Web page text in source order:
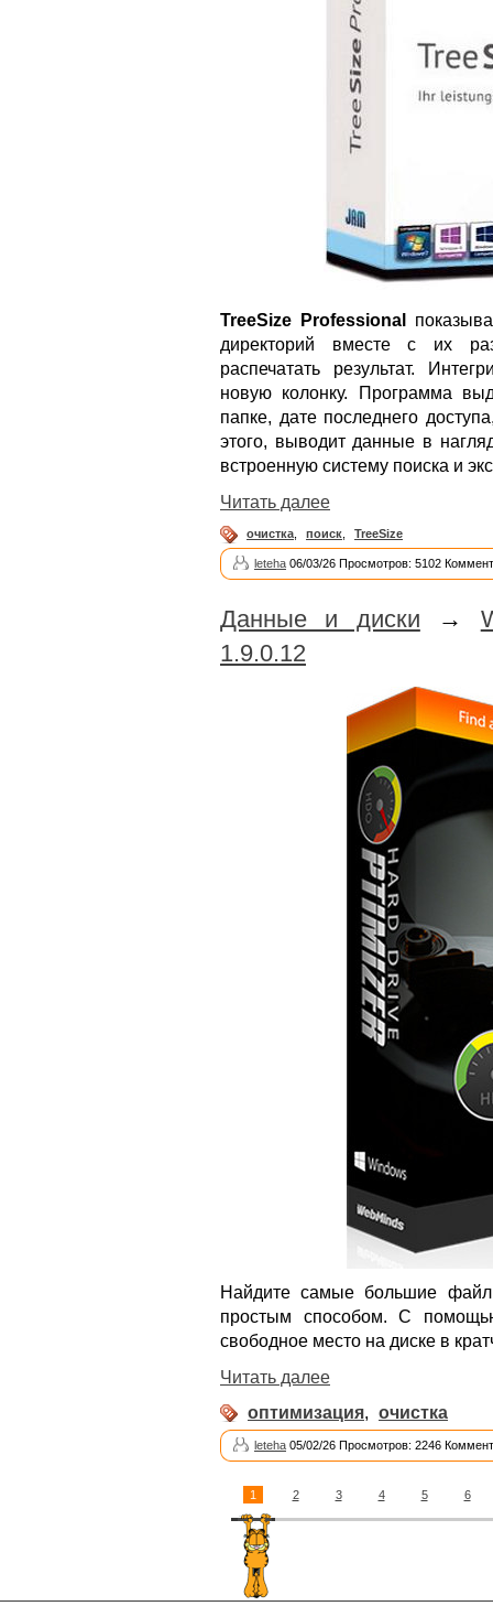
TreeSize Professional
директорий вместе с их
распечатать результат.
новую колонку. Программа
папке, дате последнего
этого, выводит данные в
встроенную систему поиска и
Читать далее
очистка поиск TreeSize
leteha 06/03/26 Просмотров: 5102
Данные и диски →
1.9.0.12
Найдите самые большие
простым способом. С
свободное место на диске в
Читать далее
оптимизация, очистка
leteha 05/02/26 Просмотров: 2246
1 2 3 4 5 6